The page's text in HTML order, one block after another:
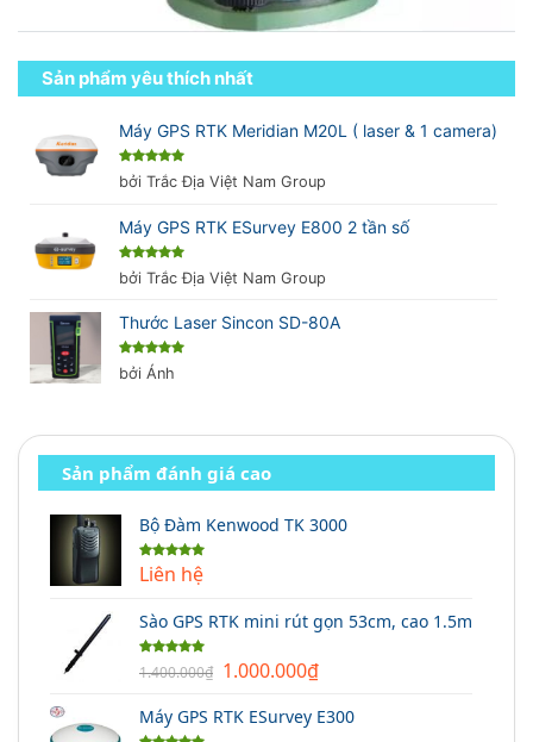
Sản phẩm yêu thích nhất
Máy GPS RTK Meridian M20L ( laser & 1 camera)
Được xếp
hạng 5 5
bởi Trắc Địa Việt Nam Group
Máy GPS RTK ESurvey E800 2 tần số
Được xếp
hạng 5 5
bởi Trắc Địa Việt Nam Group
Thước Laser Sincon SD-80A
Được xếp
hạng5 5
bởi Ánh
Sản phẩm đánh giá cao
Bộ Đàm Kenwood TK 3000
Được xếp
hạng5.00
Liên hệ
Sào GPS RTK mini rút gọn 53cm, cao 1.5m
Được xếp
hạng5.00
1.400.000₫ Giá
là:
1.000.000₫Giá
tại
Máy GPS RTK ESurvey E300